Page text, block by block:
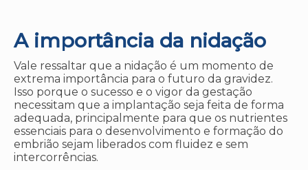
A importância da nidação
Vale ressaltar que a nidação é um momento de
extrema importância para o futuro da gravidez.
Isso porque o sucesso e o vigor da gestação
necessitam que a implantação seja feita de forma
adequada, principalmente para que os nutrientes
essenciais para o desenvolvimento e formação do
embrião sejam liberados com fluidez e sem
intercorrências.